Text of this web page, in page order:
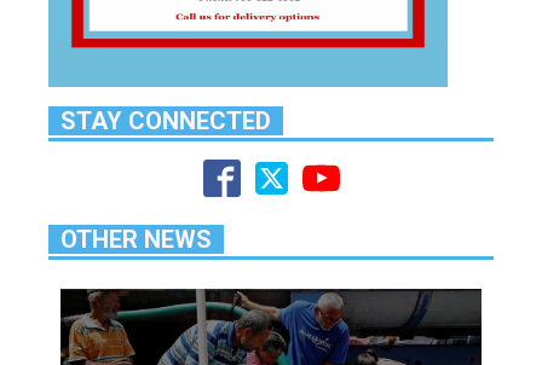
STAY CONNECTED
OTHER NEWS